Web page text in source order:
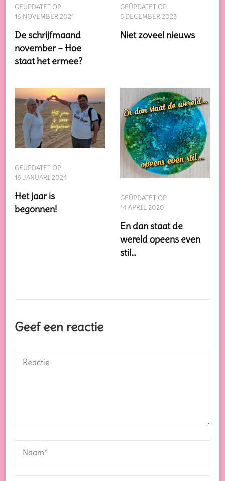
GEÜPDATET OP
16 NOVEMBER 2021
De schrijfmaand
november – Hoe
staat het ermee?
GEÜPDATET OP
5 DECEMBER 2023
Niet zoveel nieuws
GEÜPDATET OP
16 JANUARI 2024
Het jaar is
begonnen!
GEÜPDATET OP
14 APRIL 2020
En dan staat de
wereld opeens even
stil…
Geef een reactie